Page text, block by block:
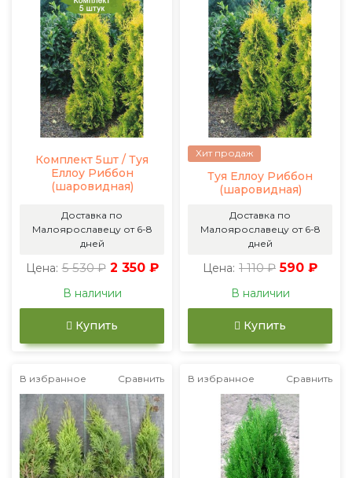
Комплект 5шт / Туя
Еллоу Риббон
(шаровидная)
Доставка по
Малоярославецу от 6-8
дней
Цена: 5 530 ₽ 2 350 ₽
В наличии
Купить
Хит продаж
Туя Еллоу Риббон
(шаровидная)
Доставка по
Малоярославецу от 6-8
дней
Цена: 1 110 ₽ 590 ₽
В наличии
Купить
В избранное Сравнить В избранное Сравнить